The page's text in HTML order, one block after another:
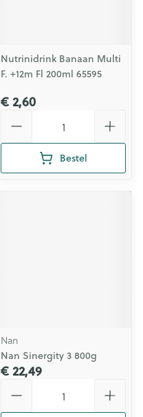
Nutrinidrink Banaan Multi
F. +12m Fl 200ml 65595
€ 2,60
Bestel
Nan
Nan Sinergity 3 800g
€ 22,49